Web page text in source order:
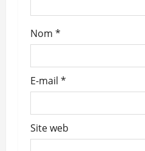
t
c
l
e
Nom *
E-mail *
Site web